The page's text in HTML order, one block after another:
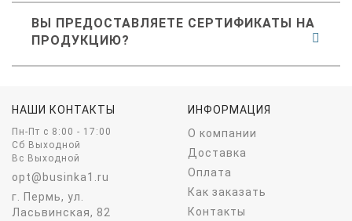
ВЫ ПРЕДОСТАВЛЯЕТЕ СЕРТИФИКАТЫ НА
ПРОДУКЦИЮ?
НАШИ КОНТАКТЫ
Пн-Пт c 8:00 - 17:00
Сб Выходной
Вс Выходной
opt@businka1.ru
г. Пермь, ул.
Ласьвинская, 82
ИНФОРМАЦИЯ
О компании
Доставка
Оплата
Как заказать
Контакты